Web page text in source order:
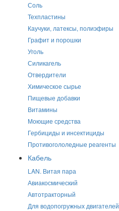
Соль
Техпластины
Каучуки, латексы, полиэфиры
Графит и порошки
Уголь
Силикагель
Отвердители
Химическое сырье
Пищевые добавки
Витамины
Моющие средства
Гербициды и инсектициды
Противогололедные реагенты
Кабель
LAN. Витая пара
Авиакосмический
Автотракторный
Для водопогружных двигателей